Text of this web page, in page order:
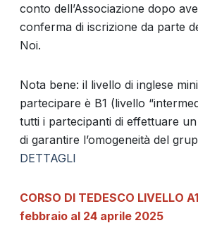
conto dell’Associazione dopo
conferma di iscrizione da parte
Noi.
Nota bene: il livello di inglese
partecipare è B1 (livello
tutti i partecipanti di effettuare
di garantire l’omogeneità del
DETTAGLI
CORSO DI TEDESCO LIVELLO
febbraio al 24 aprile 2025